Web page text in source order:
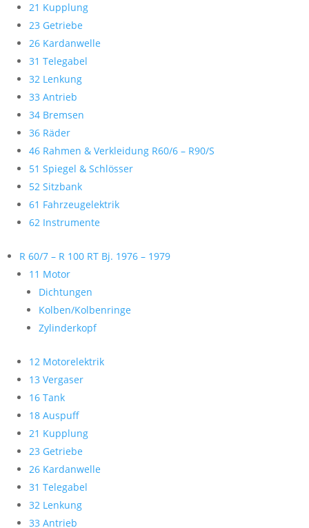
21 Kupplung
23 Getriebe
26 Kardanwelle
31 Telegabel
32 Lenkung
33 Antrieb
34 Bremsen
36 Räder
46 Rahmen & Verkleidung R60/6 – R90/S
51 Spiegel & Schlösser
52 Sitzbank
61 Fahrzeugelektrik
62 Instrumente
R 60/7 – R 100 RT Bj. 1976 – 1979
11 Motor
Dichtungen
Kolben/Kolbenringe
Zylinderkopf
12 Motorelektrik
13 Vergaser
16 Tank
18 Auspuff
21 Kupplung
23 Getriebe
26 Kardanwelle
31 Telegabel
32 Lenkung
33 Antrieb